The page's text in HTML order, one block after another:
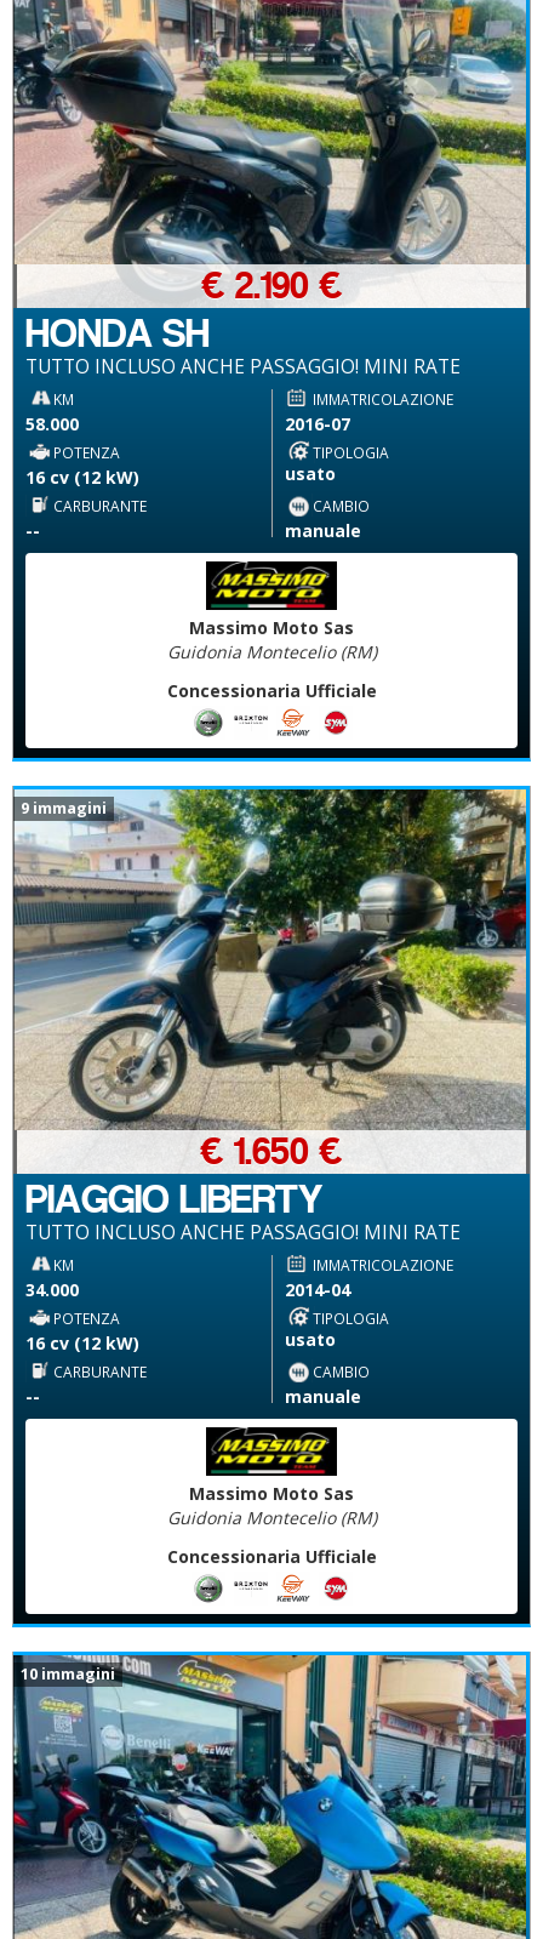
HONDA SH
TUTTO INCLUSO ANCHE PASSAGGIO! MINI RATE
€ 2.190 €
KM
58.000
IMMATRICOLAZIONE
2016-07
POTENZA
16 cv (12 kW)
TIPOLOGIA
usato
CARBURANTE
--
CAMBIO
manuale
Massimo Moto Sas
Guidonia Montecelio (RM)
Concessionaria Ufficiale
9 immagini
PIAGGIO LIBERTY
TUTTO INCLUSO ANCHE PASSAGGIO! MINI RATE
€ 1.650 €
KM
34.000
IMMATRICOLAZIONE
2014-04
POTENZA
16 cv (12 kW)
TIPOLOGIA
usato
CARBURANTE
--
CAMBIO
manuale
Massimo Moto Sas
Guidonia Montecelio (RM)
Concessionaria Ufficiale
10 immagini